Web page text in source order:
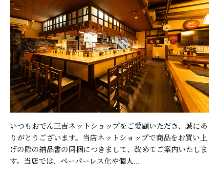
いつもおでん三吉ネットショップをご愛顧いただき、誠にあ
りがとうございます。当店ネットショップで商品をお買い上
げの際の納品書の同梱につきまして、改めてご案内いたしま
す。当店では、ペーパーレス化や個人...